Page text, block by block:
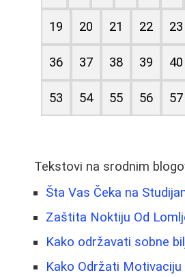
19 20 21 22 23
36 37 38 39 40
53 54 55 56 57
Tekstovi na srodnim
Šta Vas Čeka na
Zaštita Noktiju Od
Kako održavati sobne
Kako Održati